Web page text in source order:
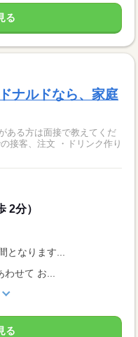
る
ナルドなら、家庭
ある方は面接で教えてくだ
2分）
なります...
せて お...
る